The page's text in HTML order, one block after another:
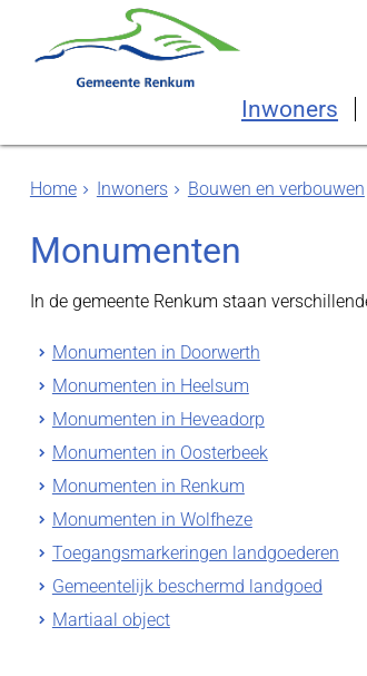
Inwoners
Home Inwoners Bouwen en verbouwen
Monumenten
In de gemeente Renkum staan
Monumenten in Doorwerth
Monumenten in Heelsum
Monumenten in Heveadorp
Monumenten in Oosterbeek
Monumenten in Renkum
Monumenten in Wolfheze
Toegangsmarkeringen landgoederen
Gemeentelijk beschermd landgoed
Martiaal object